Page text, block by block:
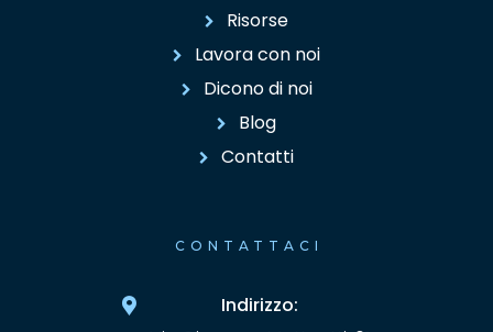
Risorse
Lavora con noi
Dicono di noi
Blog
Contatti
CONTATTACI
Indirizzo: